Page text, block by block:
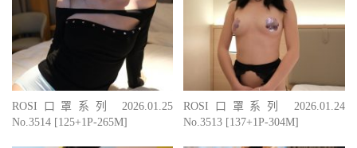
ROSI口罩系列 2026.01.25
No.3514 [125+1P-265M]
ROSI口罩系列 2026.01.24
No.3513 [137+1P-304M]